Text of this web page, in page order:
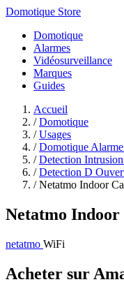
Domotique Store
Domotique
Alarmes
Vidéosurveillance
Marques
Guides
Accueil
/ Domotique
/ Usages
/ Domotique
/ Detection
/ Detection D
/ Netatmo Indoor
Netatmo Indoor
netatmo WiFi
Acheter sur